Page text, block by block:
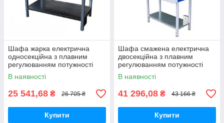
Шафа жарка електрична
односекційна з плавним
регулюванням потужності
ШЖЕ-1-GN2/1 еталон
В наявності
25 541,68 ₴ 26 705 ₴
Купити
Шафа смажена електрична
двосекційна з плавним
регулюванням потужності
ШЖЕ-2-GN2/1 стандарт
В наявності
41 296,08 ₴ 43 166 ₴
Купити